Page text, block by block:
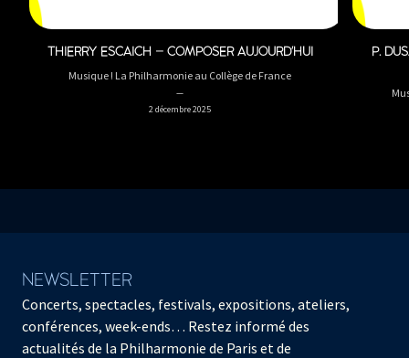
THIERRY ESCAICH – COMPOSER AUJOURD'HUI
Musique ! La Philharmonie au Collège de France
2 décembre 2025
P.
NEWSLETTER
Concerts, spectacles, festivals, expositions, ateliers,
conférences, week-ends… Restez informé des
actualités de la Philharmonie de Paris et de